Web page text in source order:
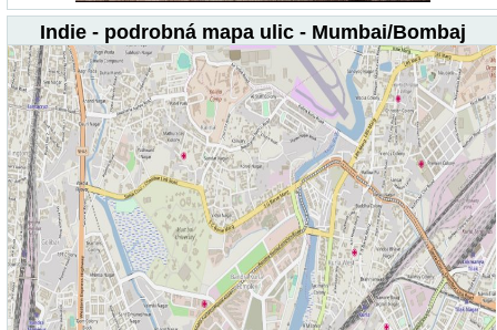
Indie - podrobná mapa ulic - Mumbai/Bombaj